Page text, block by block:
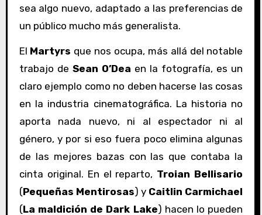
sea algo nuevo, adaptado a las preferencias de
un público mucho más generalista.
El Martyrs que nos ocupa, más allá del notable
trabajo de Sean O’Dea en la fotografía, es un
claro ejemplo como no deben hacerse las cosas
en la industria cinematográfica. La historia no
aporta nada nuevo, ni al espectador ni al
género, y por si eso fuera poco elimina algunas
de las mejores bazas con las que contaba la
cinta original. En el reparto, Troian Bellisario
(Pequeñas Mentirosas) y Caitlin Carmichael
(La maldición de Dark Lake) hacen lo pueden